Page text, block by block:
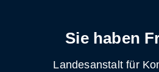
Sie haben
Landesanstalt für